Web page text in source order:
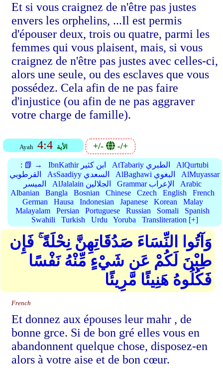
Et si vous craignez de n'être pas justes
envers les orphelins, ...Il est permis
d'épouser deux, trois ou quatre, parmi les
femmes qui vous plaisent, mais, si vous
craignez de n'être pas justes avec celles-ci,
alors une seule, ou des esclaves que vous
possédez. Cela afin de ne pas faire
d'injustice (ou afin de ne pas aggraver
votre charge de famille).
Ayah 4:4 الأية +/- -/+
: 📗 → IbnKathir ابن كثير AtTabariy الطبري
AlQurtubi
القرطوبي
AsSaadiyy السعدي AlBaghawi البغوي
AlMuyassar
الميسر
AlJalalain الجلالين Grammar الإعراب
Arabic
Albanian
Bangla Bosnian Chinese Czech English
French
German
Hausa Indonesian Japanese Korean
Malay
Malayalam
Persian Portuguese Russian Somali
Spanish
Swahili
Turkish Urdu Yoruba Transliteration [+]
وَآتُوا النِّسَاءَ صَدُقَاتِهِنَّ نِحْلَةً ۚ فَإِن
طِبْنَ لَكُمْ عَن شَيْءٍ مِّنْهُ نَفْسًا
فَكُلُوهُ هَنِيئًا مَّرِيئًا
French
Et donnez aux épouses leur mahr , de
bonne grce. Si de bon gré elles vous en
abandonnent quelque chose, disposez-en
alors à votre aise et de bon cœur.